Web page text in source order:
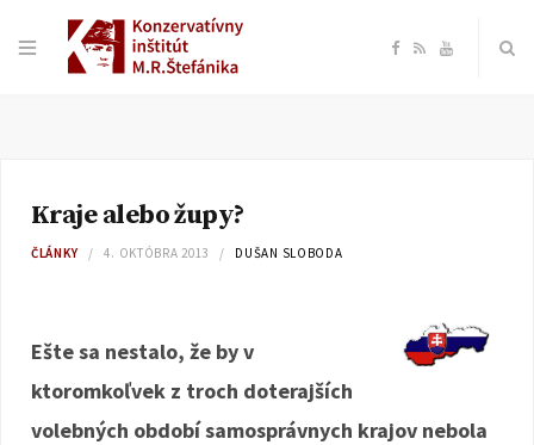
F
o
R Y
b
Kraje alebo župy?
ČLÁNKY 4. OKTÓBRA 2013 DUŠAN SLOBODA
Ešte sa nestalo, že by v
ktoromkoľvek z troch doterajších
volebných období samosprávnych krajov nebola